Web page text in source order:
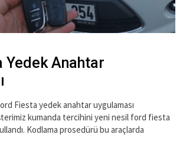
Yedek Anahtar
Fiesta yedek anahtar uygulaması
kumanda tercihini yeni nesil ford fiesta
Kodlama prosedürü bu araçlarda